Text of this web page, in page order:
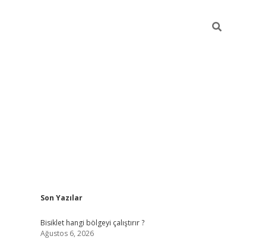
Sidebar
Son Yazılar
Bisiklet hangi bölgeyi çalıştırır ?
Ağustos 6, 2026